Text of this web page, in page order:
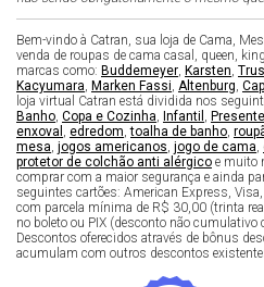
Bem-vindo à Catran, sua loja de Cama,
venda de roupas de cama casal, queen,
marcas como: Buddemeyer, Karsten,
Kacyumara, Marken Fassi, Altenburg,
loja virtual Catran está dividida nos
Banho, Copa e Cozinha, Infantil ,
enxoval , edredom,toalha de banho,
mesa, jogos americanos, jogo de cama,
protetor de colchão anti alérgico e muito
comprar com a maior segurança e ainda
seguintes cartões: American Express,
com parcela mínima de R$ 30,00 (trinta
no boleto ou PIX (desconto não
Descontos oferecidos através de bônus
acumulam com outros descontos